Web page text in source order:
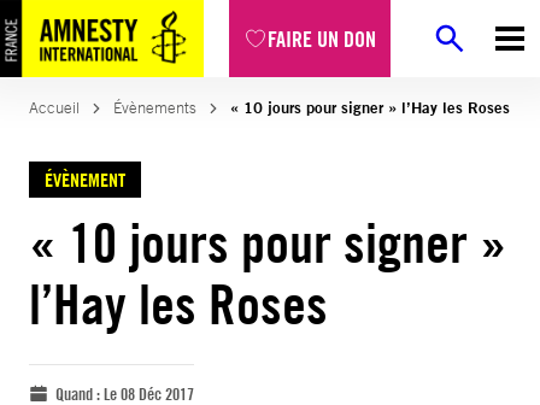
FAIRE UN DON
Accueil Évènements « 10 jours pour signer » l’Hay les Roses
ÉVÈNEMENT
« 10 jours pour signer »
l’Hay les Roses
Quand :Le 08 Déc 2017